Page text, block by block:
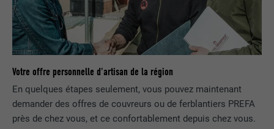
Votre offre personnelle d'artisan de la région
En quelques étapes seulement, vous pouvez maintenant
demander des offres de couvreurs ou de ferblantiers PREFA
près de chez vous, et ce confortablement depuis chez vous.
EXPIRATION 1 jour
UTILITÉ
Enregistre un identifiant unique utilisé
sur la manière dont l'utilisateur utilise le
site Internet.
NOM lang
FOURNISSEUR ads.linkedin.com
EXPIRATION Session
Enregistre la langue choisie par